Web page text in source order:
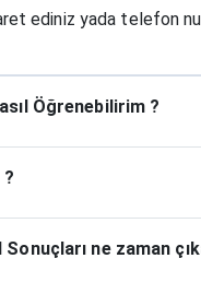
ediniz yada telefon
Öğrenebilirim ?
?
ne zaman